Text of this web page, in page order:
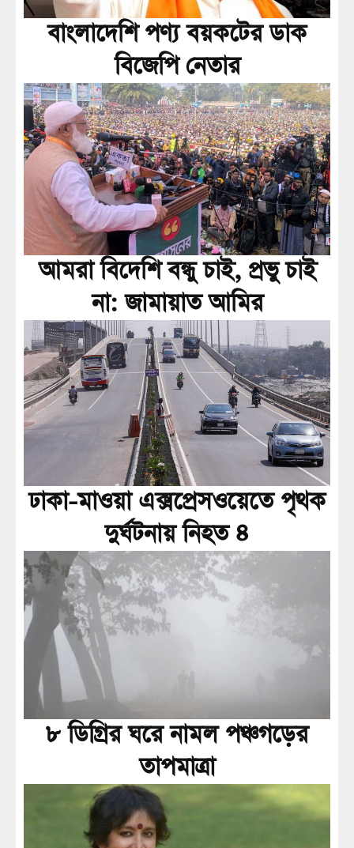
বাংলাদেশি পণ্য বয়কটের ডাক
বিজেপি নেতার
আমরা বিদেশি বন্ধু চাই, প্রভু চাই
না: জামায়াত আমির
ঢাকা-মাওয়া এক্সপ্রেসওয়েতে পৃথক
দুর্ঘটনায় নিহত ৪
৮ ডিগ্রির ঘরে নামল পঞ্চগড়ের
তাপমাত্রা